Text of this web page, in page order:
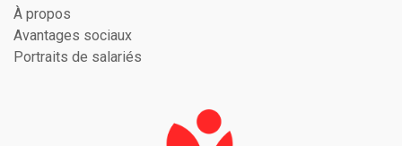
À propos
Avantages sociaux
Portraits de salariés